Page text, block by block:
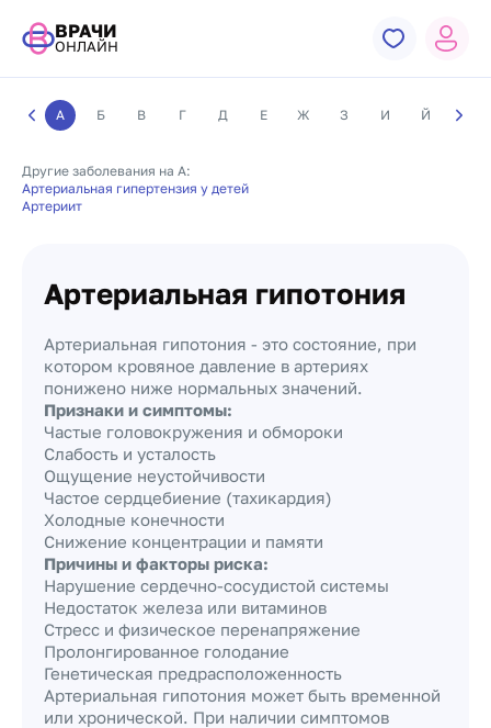
ВРАЧИ
ОНЛАЙН
А Б В Г Д Е Ж З И Й К
Другие заболевания на А:
Артериальная гипертензия у детей
Артериит
Артериальная гипотония
Артериальная гипотония - это состояние, при
котором кровяное давление в артериях
понижено ниже нормальных значений.
Признаки и симптомы:
Частые головокружения и обмороки
Слабость и усталость
Ощущение неустойчивости
Частое сердцебиение (тахикардия)
Холодные конечности
Снижение концентрации и памяти
Причины и факторы риска:
Нарушение сердечно-сосудистой системы
Недостаток железа или витаминов
Стресс и физическое перенапряжение
Пролонгированное голодание
Генетическая предрасположенность
Артериальная гипотония может быть временной
или хронической. При наличии симптомов